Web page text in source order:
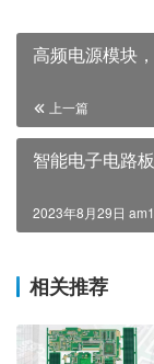
高频电源模块
上一篇
智能电子电路
2023年8月29日
相关推荐